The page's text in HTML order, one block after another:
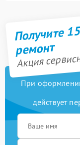
Получите
ремонт
Акция
При
действует